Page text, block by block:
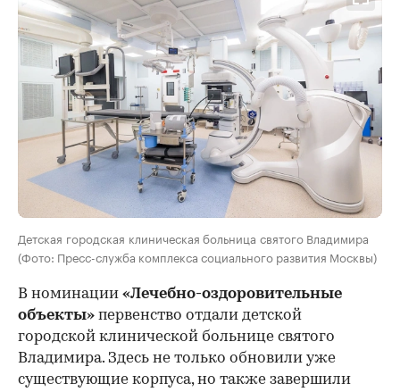
Детская городская клиническая больница святого Владимира
(Фото: Пресс-служба комплекса социального развития Москвы)
В номинации «Лечебно-оздоровительные
объекты» первенство отдали детской
городской клинической больнице святого
Владимира. Здесь не только обновили уже
существующие корпуса, но также завершили